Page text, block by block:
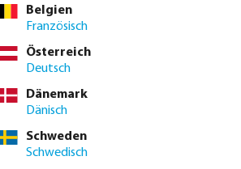
Belgien
Französisch
Österreich
Deutsch
Dänemark
Dänisch
Schweden
Schwedisch